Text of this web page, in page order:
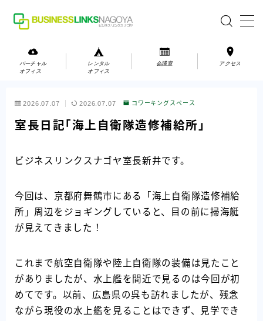
お問い合わせ
会社案内
バーチャル
オフィス
レンタル
オフィス
会議室 アクセス
2026.07.07 2026.07.07 コワーキングスペース
室長日記「海上自衛隊造修補給所」
ビジネスリンクスナゴヤ室長新井です。
今回は、京都府舞鶴市にある「海上自衛隊造修補給
所」周辺をジョギングしていると、目の前に掃海艇
が見えてきました！
これまで航空自衛隊や陸上自衛隊の装備は見たこと
がありましたが、水上艦を間近で見るのは今回が初
めてです。以前、広島県の呉も訪れましたが、残念
ながら現役の水上艦を見ることはできず、見学でき